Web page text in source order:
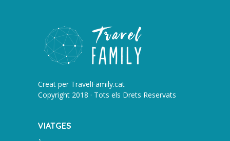
Creat per TravelFamily.cat
Copyright 2018 · Tots els Drets Reservats
VIATGES